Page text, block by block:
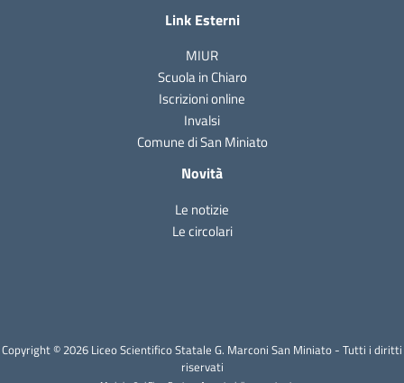
Link Esterni
MIUR
Scuola in Chiaro
Iscrizioni online
Invalsi
Comune di San Miniato
Novità
Le notizie
Le circolari
Copyright © 2026 Liceo Scientifico Statale G. Marconi San Miniato - Tutti i diritti
riservati